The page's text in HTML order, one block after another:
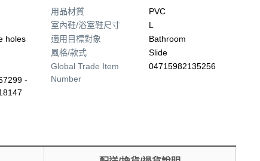
holes
-
用品材質
PVC
室內鞋/浴室鞋尺寸
L
適用目標對象
Bathroom
風格/款式
Slide
Global Trade Item
Number
04715982135256